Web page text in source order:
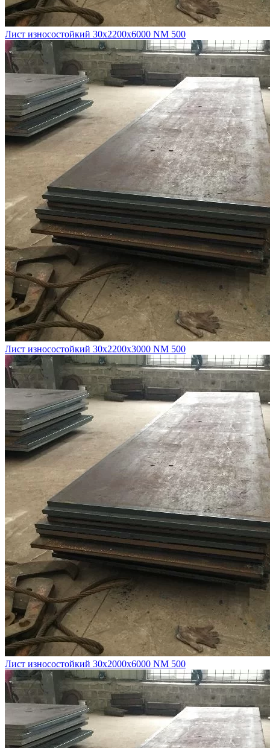
Лист износостойкий 30х2200х6000 NM 500
Лист износостойкий 30х2200х3000 NM 500
Лист износостойкий 30х2000х6000 NM 500